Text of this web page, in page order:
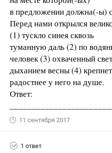
в предложении должна(-ы)
Перед нами открылся
(1) тускло синея сквозь
туманную даль (2) по
человек (3) охваченный
дыханием весны (4)
радостнее у него на душе.
Ответ:
11 сентября 2017
1 ответ